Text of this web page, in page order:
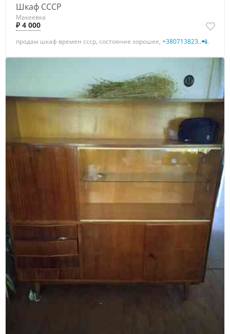
Шкаф СССР
Макеевка
₽ 4 000
продам шкаф времен ссср, состояние хорошее, +380713823..📲.